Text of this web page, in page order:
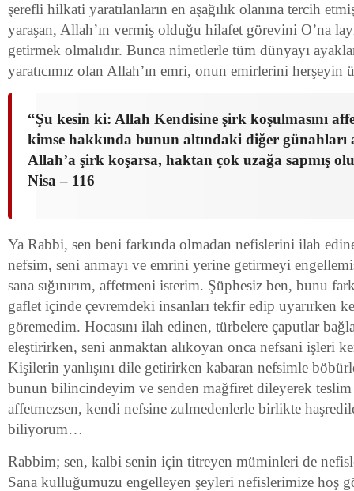
şerefli hilkati yaratılanların en aşağılık olanına tercih
yaraşan, Allah’ın vermiş olduğu hilafet görevini O’na
getirmek olmalıdır. Bunca nimetlerle tüm dünyayı
yaratıcımız olan Allah’ın emri, onun emirlerini herşeyin
“Şu kesin ki: Allah Kendisine şirk koşulmasını
kimse hakkında bunun altındaki diğer günahları
Allah’a şirk koşarsa, haktan çok uzağa sapmış
Nisa – 116
Ya Rabbi, sen beni farkında olmadan nefislerini ilah
nefsim, seni anmayı ve emrini yerine getirmeyi
sana sığınırım, affetmeni isterim. Şüphesiz ben, bunu
gaflet içinde çevremdeki insanları tekfir edip uyarırken
göremedim. Hocasını ilah edinen, türbelere çaputlar
eleştirirken, seni anmaktan alıkoyan onca nefsani işleri
Kişilerin yanlışını dile getirirken kabaran nefsimle
bunun bilincindeyim ve senden mağfiret dileyerek
affetmezsen, kendi nefsine zulmedenlerle birlikte
biliyorum…
Rabbim; sen, kalbi senin için titreyen müminleri de
Sana kulluğumuzu engelleyen şeyleri nefislerimize hoş